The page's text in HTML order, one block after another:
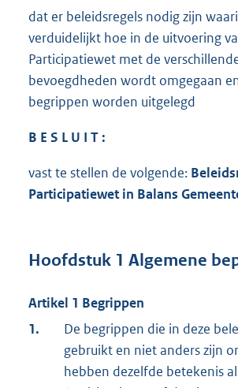
dat er beleidsregels nodig zijn
verduidelijkt hoe in de uitvoering
Participatiewet met de
bevoegdheden wordt omgegaan
begrippen worden uitgelegd
B E S L U I T :
vast te stellen de volgende:
Participatiewet in Balans
Hoofdstuk 1 Algemene
Artikel 1 Begrippen
1.
De begrippen die in deze
gebruikt en niet anders zijn
hebben dezelfde betekenis